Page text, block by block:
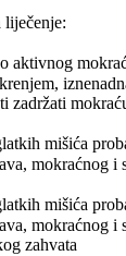
liječenje:
aktivnog
zadržati
mišića
mokraćnog i
mišića
mokraćnog i
zahvata